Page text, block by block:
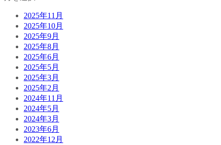
2025年11月
2025年10月
2025年9月
2025年8月
2025年6月
2025年5月
2025年3月
2025年2月
2024年11月
2024年5月
2024年3月
2023年6月
2022年12月